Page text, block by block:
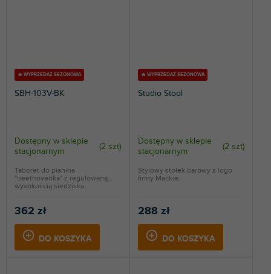
🔥 WYPRZEDAŻ SEZONOWA
SBH-103V-BK
Dostępny w sklepie
stacjonarnym
(2 szt)
362 zł
DO KOSZYKA
Taboret do pianina
"beethovenka" z regulowaną
wysokością siedziska.
🔥 WYPRZEDAŻ SEZONOWA
Studio Stool
Dostępny w sklepie
stacjonarnym
(2 szt)
288 zł
DO KOSZYKA
Stylowy stołek barowy z logo
firmy Mackie.